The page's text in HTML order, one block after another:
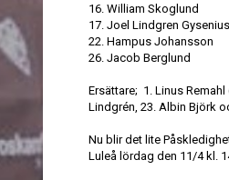
16. William Skoglund
17. Joel Lindgren Gysenius
22. Hampus Johansson
26. Jacob Berglund
Ersättare; 1. Linus
Lindgrén, 23. Albin Björk
Nu blir det lite
Luleå lördag den 11/4 kl.